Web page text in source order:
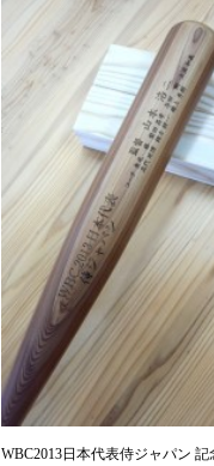
WBC2013日本代表侍ジャパン 記